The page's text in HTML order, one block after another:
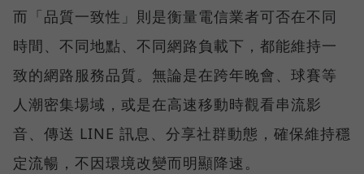
而「品質一致性」則是衡量電信業者可否在不同
時間、不同地點、不同網路負載下，都能維持一
致的網路服務品質。無論是在跨年晚會、球賽等
人潮密集場域，或是在高速移動時觀看串流影
音、傳送 LINE 訊息、分享社群動態，確保維持穩
定流暢，不因環境改變而明顯降速。